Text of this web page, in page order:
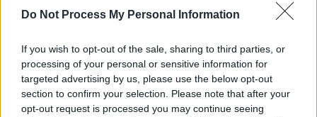
Do Not Process My Personal Information
If you wish to opt-out of the sale, sharing to third parties, or
processing of your personal or sensitive information for
targeted advertising by us, please use the below opt-out
section to confirm your selection. Please note that after your
opt-out request is processed you may continue seeing
Το νέο ψηφιακό γραμματόσημο,e-Stamp
επιχειρήσεις και είναι άμεσα διαθέσιμο 24
ώρες / 7 μέρες την εβδομάδα, στον
υπολογιστή, laptop, κινητό τηλέφωνο
ή tablet.